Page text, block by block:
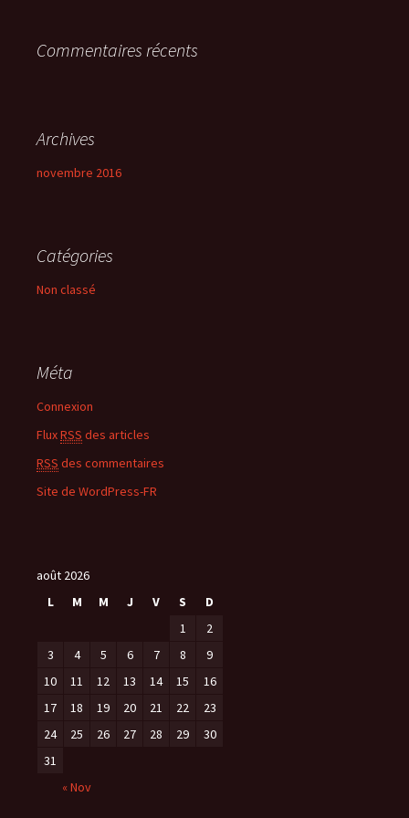
:Commentaires récents
Archives
novembre 2016
Catégories
Non classé
Méta
Connexion
FluxRSS des articles
RSS des commentaires
Site de WordPress-FR
août 2026
L
M M J V S D
« Nov
1
2
3
4 5 6 7 8
9
10
11 12 13 14 15
16
17
18 19 20 21 22
23
24
25 26 27 28 29
30
31